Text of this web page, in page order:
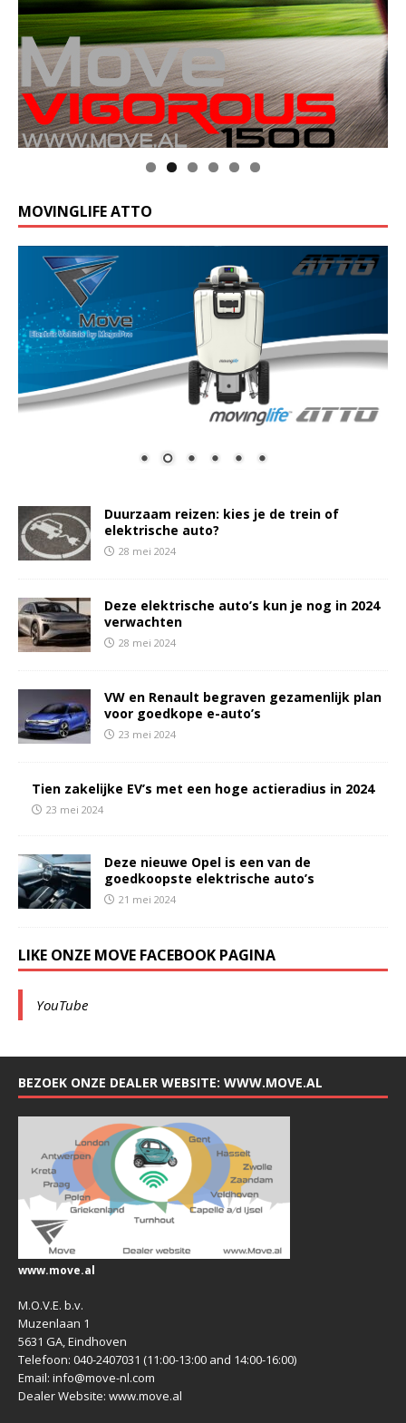
MOVINGLIFE ATTO
Duurzaam reizen: kies je de trein of
elektrische auto?
28 mei 2024
Deze elektrische auto’s kun je nog in 2024
verwachten
28 mei 2024
VW en Renault begraven gezamenlijk plan
voor goedkope e-auto’s
23 mei 2024
Tien zakelijke EV’s met een hoge actieradius in 2024
23 mei 2024
Deze nieuwe Opel is een van de
goedkoopste elektrische auto’s
21 mei 2024
LIKE ONZE MOVE FACEBOOK PAGINA
YouTube
BEZOEK ONZE DEALER WEBSITE: WWW.MOVE.AL
www.move.al
M.O.V.E. b.v.
Muzenlaan 1
5631 GA, Eindhoven
Telefoon: 040-2407031 (11:00-13:00 and 14:00-16:00)
Email: info@move-nl.com
Dealer Website: www.move.al